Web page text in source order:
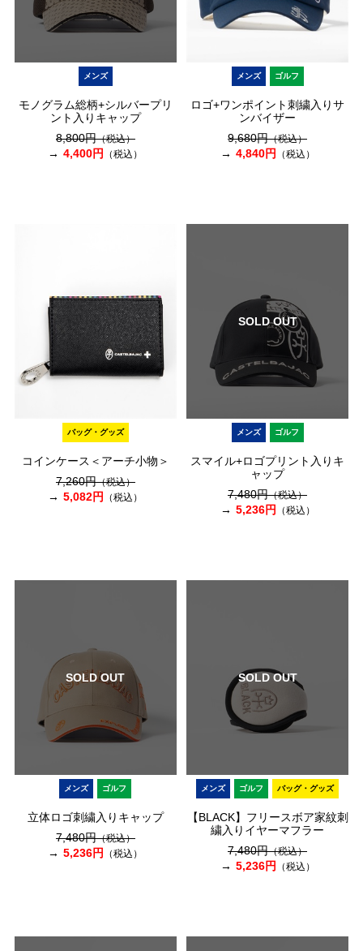
メンズ
モノグラム総柄+シルバープリ
ント入りキャップ
8,800円（税込）
4,400円 （税込）
メンズ ゴルフ
ロゴ+ワンポイント刺繍入りサ
ンバイザー
9,680円（税込）
4,840円 （税込）
バッグ・グッズ
コインケース＜アーチ小物＞
7,260円（税込）
5,082円 （税込）
SOLD OUT
メンズ ゴルフ
スマイル+ロゴプリント入りキ
ャップ
7,480円（税込）
5,236円 （税込）
SOLD OUT
メンズ ゴルフ
立体ロゴ刺繍入りキャップ
7,480円（税込）
5,236円 （税込）
SOLD OUT
メンズ ゴルフ バッグ・グッズ
【BLACK】フリースボア家紋刺
繍入りイヤーマフラー
7,480円（税込）
5,236円 （税込）